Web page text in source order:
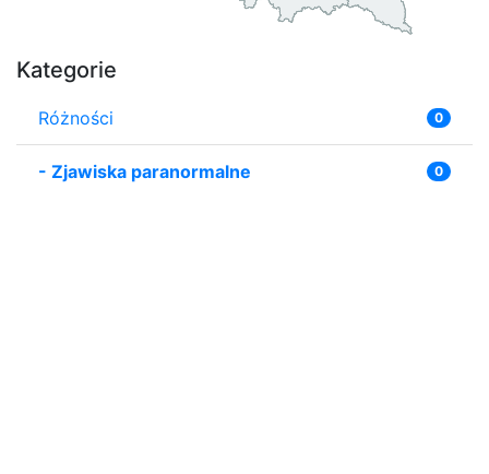
Kategorie
Różności 0
- Zjawiska paranormalne 0